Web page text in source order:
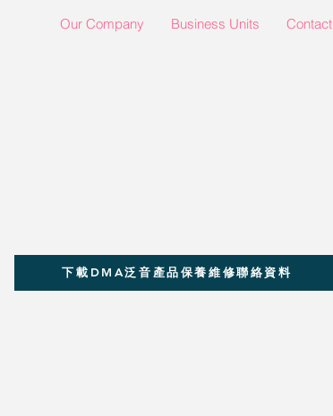
Our Company Business Units Contact
下載DMA泛音產品保養維修聯絡資料